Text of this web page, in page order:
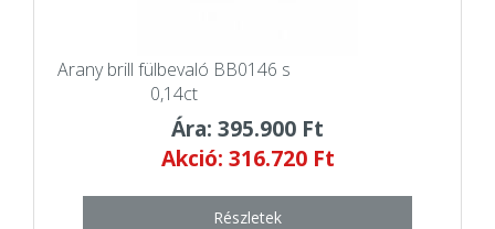
Arany brill fülbevaló BB0146 s
0,14ct
Ára: 395.900 Ft
Akció: 316.720 Ft
Részletek